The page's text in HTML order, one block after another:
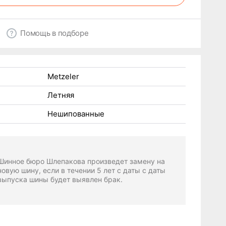
Помощь в подборе
Metzeler
Летняя
Нешипованные
бюро Шлепакова произведет замену на
шину, если в течении 5 лет с даты с даты
шины будет выявлен брак.